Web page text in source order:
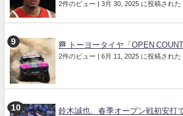
2件のビュー 3月 30, 2025 に投稿された
🏁 トーヨータイヤ「OPEN
2件のビュー 6月 11, 2025 に投稿された
鈴木誠也、春季オープン戦初安打